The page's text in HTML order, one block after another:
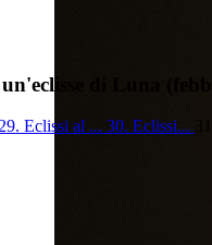
di Luna
Eclissi al ... 30. Eclissi...